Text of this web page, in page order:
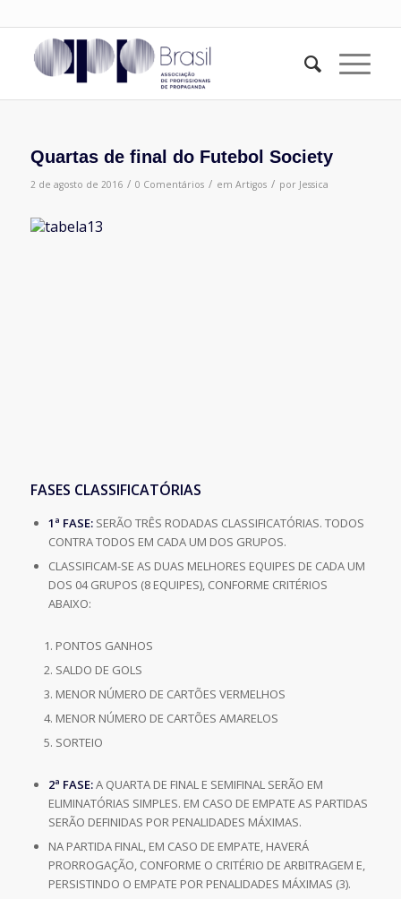
Quartas de final do Futebol Society
2 de agosto de 2016 / 0 Comentários / em Artigos / por Jessica
FASES CLASSIFICATÓRIAS
1ª FASE:SERÃO TRÊS RODADAS CLASSIFICATÓRIAS. TODOS
CONTRA TODOS EM CADA UM DOS GRUPOS.
CLASSIFICAM-SE AS DUAS MELHORES EQUIPES DE CADA UM
DOS 04 GRUPOS (8 EQUIPES), CONFORME CRITÉRIOS
ABAIXO:
PONTOS GANHOS
SALDO DE GOLS
MENOR NÚMERO DE CARTÕES VERMELHOS
MENOR NÚMERO DE CARTÕES AMARELOS
SORTEIO
2ª FASE:A QUARTA DE FINAL E SEMIFINAL SERÃO EM
ELIMINATÓRIAS SIMPLES. EM CASO DE EMPATE AS PARTIDAS
SERÃO DEFINIDAS POR PENALIDADES MÁXIMAS.
NA PARTIDA FINAL, EM CASO DE EMPATE, HAVERÁ
PRORROGAÇÃO, CONFORME O CRITÉRIO DE ARBITRAGEM E,
PERSISTINDO O EMPATE POR PENALIDADES MÁXIMAS (3).